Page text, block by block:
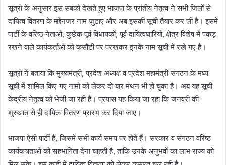
सूत्रों के अनुसार इस सबको देखते हुए भाजपा के प्रांतीय नेतृत्व ने सभी जिलों से
दायित्व वितरण के मद्देनजर नाम जुटाए और अब इसकी सूची तैयार कर ली है। इसमें
पार्टी के वरिष्ठ नेताओं, कुछेक पूर्व विधायकों, पूर्व दायित्वधारियों, क्षेत्र विशेष में पकड़
रखने वाले कार्यकर्ताओं को कसौटी पर परखकर इनके नाम सूची में रखे गए हैं।
सूत्रों ने बताया कि मुख्यमंत्री, प्रदेश अध्यक्ष व प्रदेश महामंत्री संगठन के मध्य
सूची में शामिल किए गए नामों को लेकर दो बार मंथन भी हो चुका है। अब यह सूची
केंद्रीय नेतृत्व को भेजी जा रही है। प्रयास यह किया जा रहा कि जनवरी की
शुरुआत से ही दायित्व वितरण प्रारंभ कर दिया जाए।
भाजपा ऐसी पार्टी है, जिसमें सभी कार्य समय पर होते हैं। सरकार व संगठन वरिष्ठ
कार्यकत्र्ताओं को सहभागिता देना चाहती है, ताकि उनके अनुभवों का लाभ राज्य को